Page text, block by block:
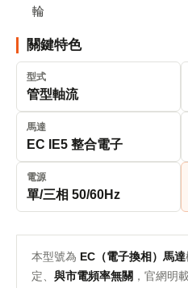
輪
關鍵特色
型式
管型軸流
馬達
EC IE5 整合電子
電源
單/三相 50/60Hz
本型號為 EC（電子換相）馬達
定、 與市電頻率無關 ，官網明載